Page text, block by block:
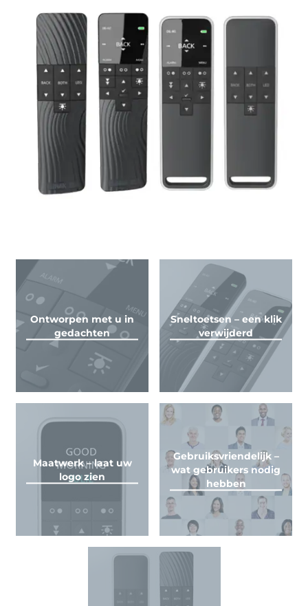
Ontworpen met u in
gedachten
Sneltoetsen – een klik
verwijderd
Maatwerk – laat uw
logo zien
Gebruiksvriendelijk –
wat gebruikers nodig
hebben